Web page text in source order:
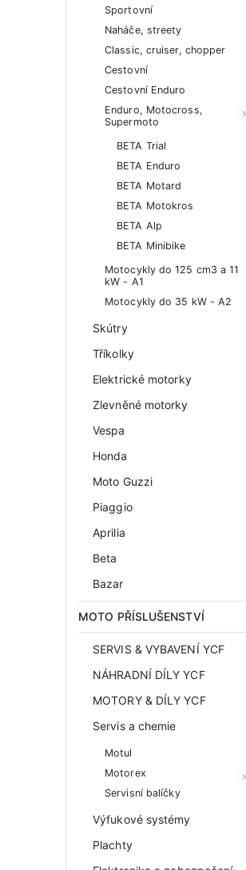
Sportovní
Naháče, streety
Classic, cruiser, chopper
Cestovní
Cestovní Enduro
Enduro, Motocross,
Supermoto
BETA Trial
BETA Enduro
BETA Motard
BETA Motokros
BETA Alp
BETA Minibike
Motocykly do 125 cm3 a 11
kW - A1
Motocykly do 35 kW - A2
Skútry
Tříkolky
Elektrické motorky
Zlevněné motorky
Vespa
Honda
Moto Guzzi
Piaggio
Aprilia
Beta
Bazar
MOTO PŘÍSLUŠENSTVÍ
SERVIS & VYBAVENÍ YCF
NÁHRADNÍ DÍLY YCF
MOTORY & DÍLY YCF
Servis a chemie
Motul
Motorex
Servisní balíčky
Výfukové systémy
Plachty